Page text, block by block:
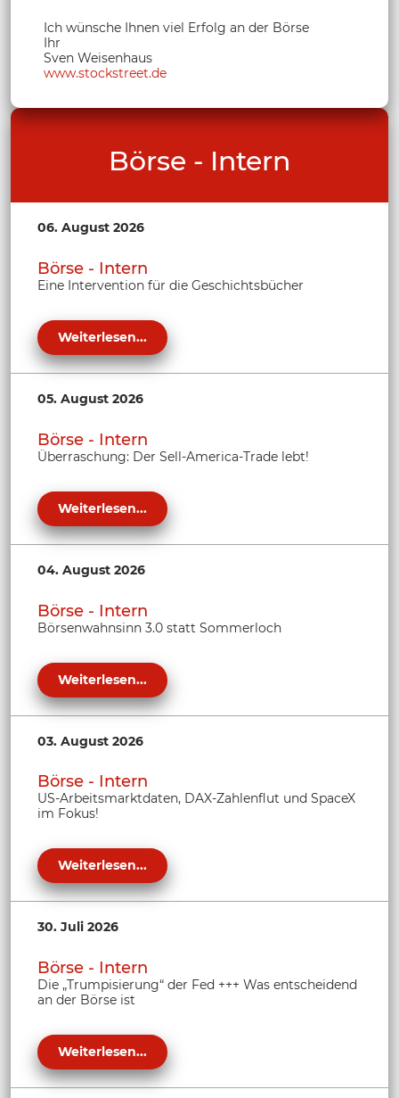
Ich wünsche Ihnen viel Erfolg an der Börse
Ihr
Sven Weisenhaus
www.stockstreet.de
Börse - Intern
06. August 2026
Börse - Intern
Eine Intervention für die Geschichtsbücher
Weiterlesen...
05. August 2026
Börse - Intern
Überraschung: Der Sell-America-Trade lebt!
Weiterlesen...
04. August 2026
Börse - Intern
Börsenwahnsinn 3.0 statt Sommerloch
Weiterlesen...
03. August 2026
Börse - Intern
US-Arbeitsmarktdaten, DAX-Zahlenflut und SpaceX
im Fokus!
Weiterlesen...
30. Juli 2026
Börse - Intern
Die „Trumpisierung“ der Fed +++ Was entscheidend
an der Börse ist
Weiterlesen...